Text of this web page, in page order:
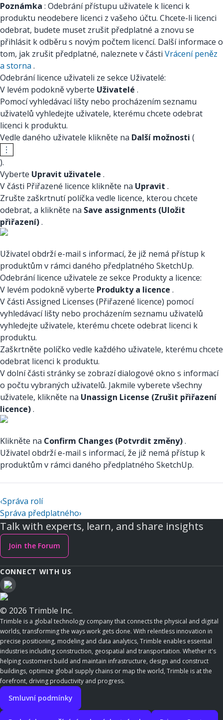
Poznámka : Odebrání přístupu uživatele k licenci k
produktu neodebere licenci z vašeho účtu. Chcete-li licenci
odebrat, budete muset zrušit předplatné a znovu se
přihlásit k odběru s novým počtem licencí. Další informace o
tom, jak zrušit předplatné, naleznete v části Vrácení peněz
a storna .
Odebrání licence uživateli ze sekce Uživatelé:
V levém podokně vyberte Uživatelé .
Pomocí vyhledávací lišty nebo procházením seznamu
uživatelů vyhledejte uživatele, kterému chcete odebrat
licenci k produktu.
Vedle daného uživatele klikněte na Další možnosti (
).
Vyberte Upravit uživatele .
V části Přiřazené licence klikněte na Upravit .
Zrušte zaškrtnutí políčka vedle licence, kterou chcete
odebrat, a klikněte na Save assignments (Uložit
přiřazení).
Uživatel obdrží e-mail s informací, že již nemá přístup k
produktům v rámci daného předplatného SketchUp.
Odebrání licence uživatele ze sekce Produkty a licence:
V levém podokně vyberte Produkty a licence .
V části Assigned Licenses (Přiřazené licence) pomocí
vyhledávací lišty nebo procházením seznamu uživatelů
vyhledejte uživatele, kterému chcete odebrat licenci k
produktu.
Zaškrtněte políčko vedle každého uživatele, kterému chcete
odebrat licenci k produktu.
V dolní části stránky se zobrazí dialogové okno s informací
o počtu vybraných uživatelů. Jakmile vyberete všechny
uživatele, klikněte na Unassign License (Zrušit přiřazení
licence).
Klikněte na Confirm Changes (Potvrdit změny).
Uživatel obdrží e-mail s informací, že již nemá přístup k
produktům v rámci daného předplatného SketchUp.
‹Správa rolí
Správa předplatného›
Talk with experts, learn, and share insights
Join the Forum
CONNECT WITH US
© 2026 Trimble Inc.
Trimble is a global technology company that connects the physical and digital
worlds, transforming the ways work gets done. With relentless innovation in
precise positioning, modeling and data analytics, Trimble enables essential
industries including construction, geospatial and transportation. Whether it's
helping customers build and maintain infrastructure, design and construct
buildings, optimize global supply chains or map the world, Trimble is at the
forefront, driving productivity and progress.
Smluvní podmínky